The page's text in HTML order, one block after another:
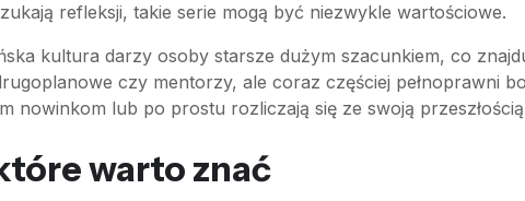
refleksji, takie serie mogą być niezwykle wartościowe.
kultura darzy osoby starsze dużym szacunkiem, co
czy mentorzy, ale coraz częściej pełnoprawni
nowinkom lub po prostu rozliczają się ze swoją
warto znać